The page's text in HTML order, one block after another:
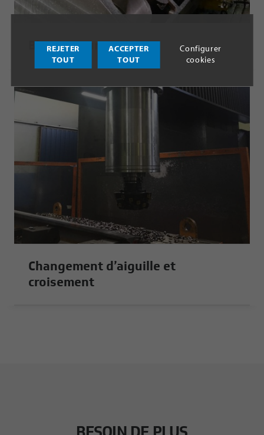
Bloc moteur
Changement d’aiguille et
croisement
REJETER
TOUT
ACCEPTER
TOUT
Configurer
cookies